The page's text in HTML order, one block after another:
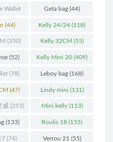
(571)
Wallet Geta bag (44)
(44) Kelly 24/24 (118)
(350) Kelly 32CM (55)
(52) Kelly Mini 20 (409)
(78) Leboy bag (168)
(47) Lindy mini (131)
威(253) Mini kelly(113)
(133) Roulis 18 (155)
(74) Verrou 21 (55)